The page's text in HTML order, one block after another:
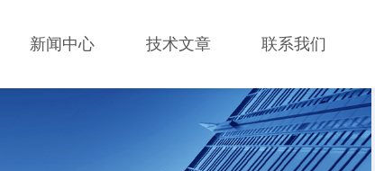
新闻中心 技术文章 联系我们